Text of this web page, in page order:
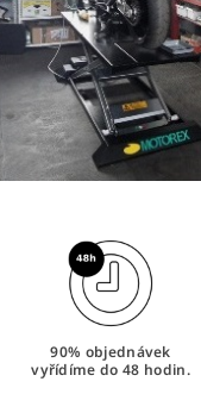
90% objednávek
vyřídíme do 48 hodin.